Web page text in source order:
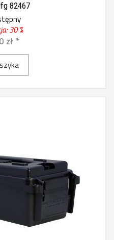
82467
30 %
zł *